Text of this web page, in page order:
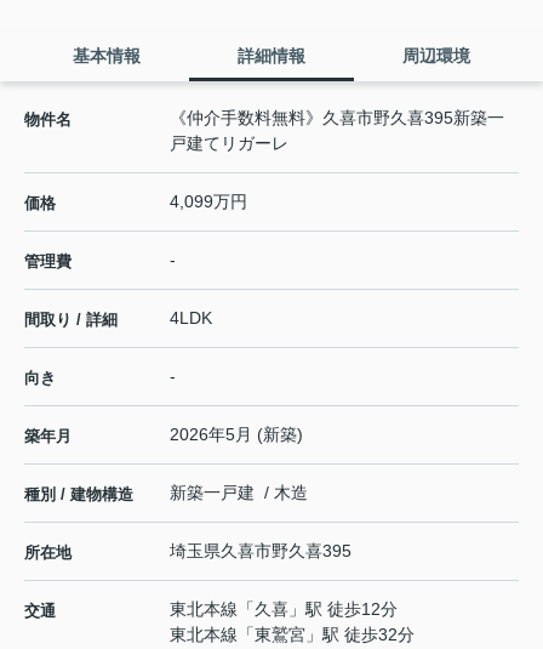
基本情報 詳細情報 周辺環境
物件名
《仲介手数料無料》久喜市野久喜395新築一
戸建てリガーレ
価格 4,099万円
管理費 -
間取り / 詳細 4LDK
向き -
築年月 2026年5月 (新築)
種別 / 建物構造 新築一戸建 / 木造
所在地 埼玉県久喜市野久喜395
交通 東北本線 「久喜 」駅 徒歩12分
東北本線 「東鷲宮 」駅 徒歩32分